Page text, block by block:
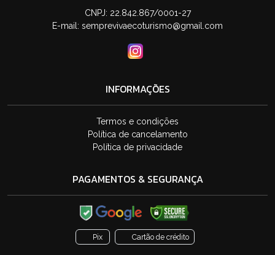
CNPJ: 22.842.867/0001-27
E-mail: semprevivaecoturismo@gmail.com
INFORMAÇÕES
Termos e condições
Política de cancelamento
Política de privacidade
PAGAMENTOS & SEGURANÇA
Pix Cartão de crédito